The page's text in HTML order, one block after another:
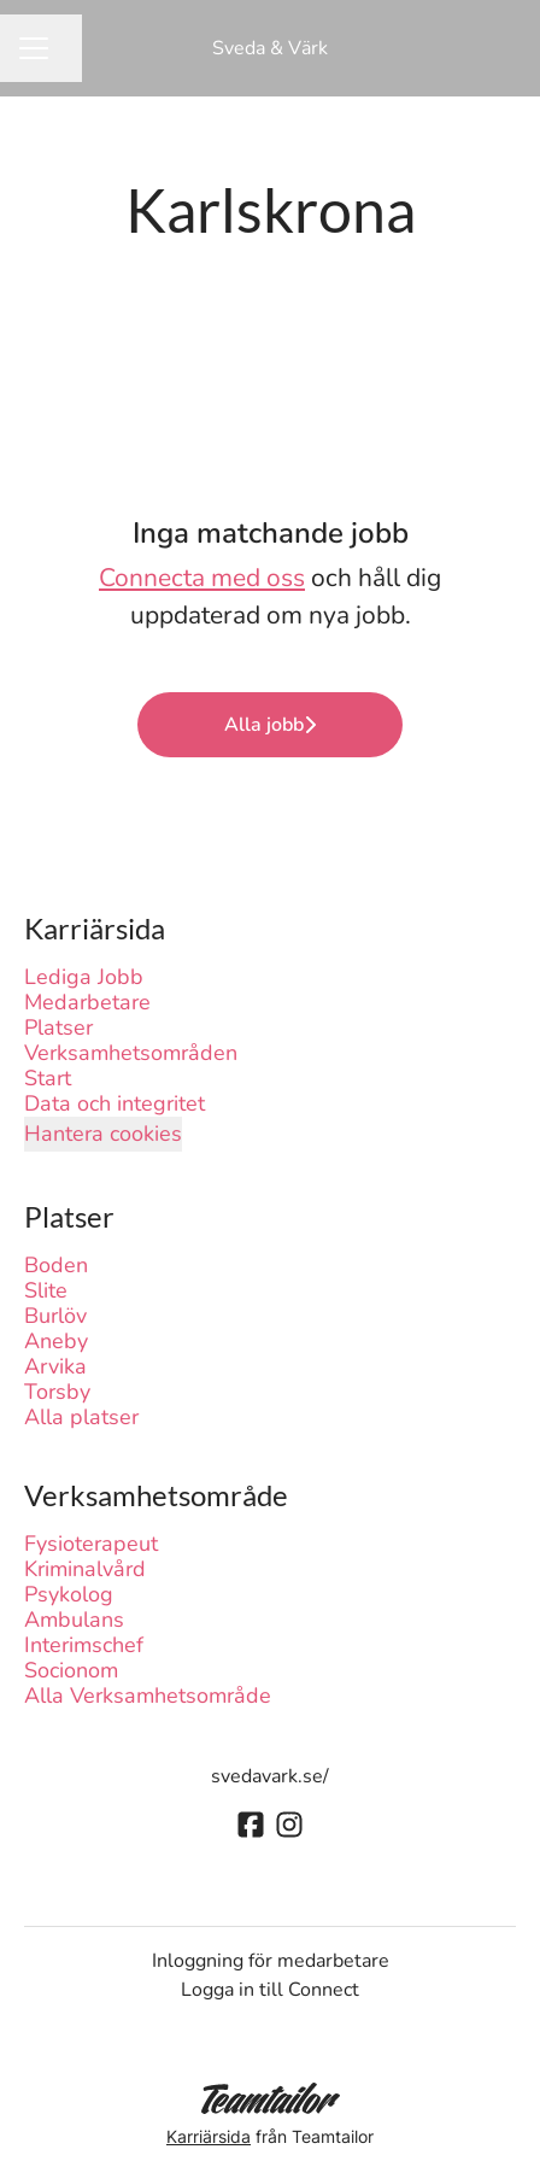
Sveda & Värk
Karlskrona
Inga matchande jobb
Connecta med oss och håll dig
uppdaterad om nya jobb.
Alla jobb
Karriärsida
Lediga Jobb
Medarbetare
Platser
Verksamhetsområden
Start
Data och integritet
Hantera cookies
Platser
Boden
Slite
Burlöv
Aneby
Arvika
Torsby
Alla platser
Verksamhetsområde
Fysioterapeut
Kriminalvård
Psykolog
Ambulans
Interimschef
Socionom
Alla Verksamhetsområde
svedavark.se/
Inloggning för medarbetare
Logga in till Connect
Karriärsida från Teamtailor